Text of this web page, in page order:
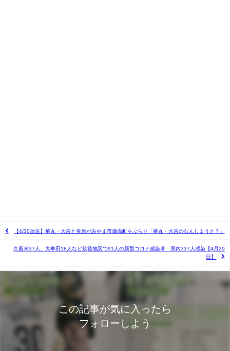
【4/30放送】華丸・大吉と蛍原がみやま市瀬高町をぶらり「華丸・大吉のなんしようと？」
久留米37人、大牟田18人など筑後地区で91人の新型コロナ感染者 県内337人感染【4月29
日】
この記事が気に入ったら
フォローしよう